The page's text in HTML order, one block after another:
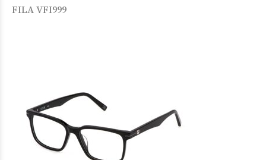
FILA VFI999